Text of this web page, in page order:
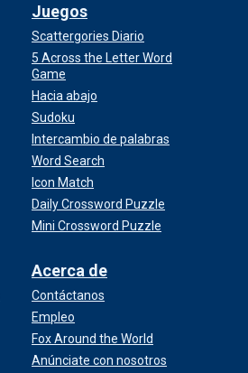
Juegos
Scattergories Diario
5 Across the Letter Word
Game
Hacia abajo
Sudoku
Intercambio de palabras
Word Search
Icon Match
Daily Crossword Puzzle
Mini Crossword Puzzle
Acerca de
Contáctanos
Empleo
Fox Around the World
Anúnciate con nosotros